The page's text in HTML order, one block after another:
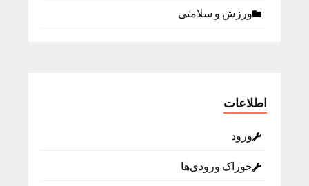
ورزش و سلامتی
اطلاعات
ورود
خوراک ورودی‌ها